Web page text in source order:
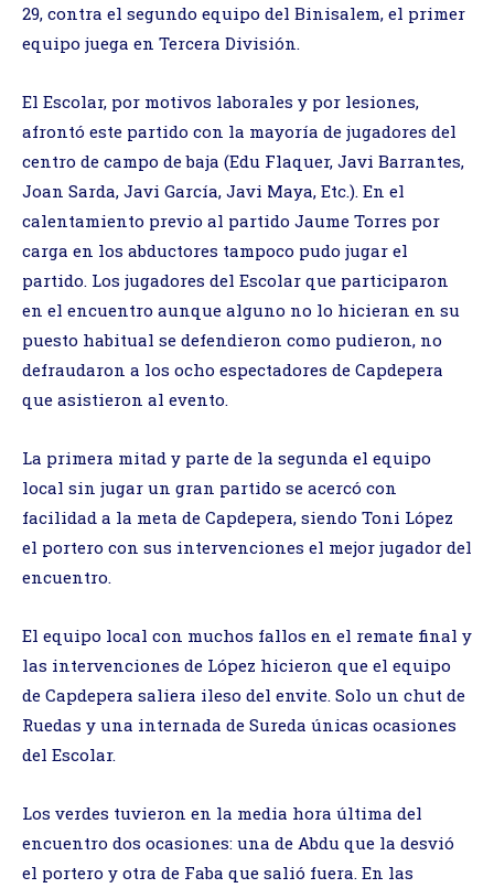
29, contra el segundo equipo del Binisalem, el primer
equipo juega en Tercera División.
El Escolar, por motivos laborales y por lesiones,
afrontó este partido con la mayoría de jugadores del
centro de campo de baja (Edu Flaquer, Javi Barrantes,
Joan Sarda, Javi García, Javi Maya, Etc.). En el
calentamiento previo al partido Jaume Torres por
carga en los abductores tampoco pudo jugar el
partido. Los jugadores del Escolar que participaron
en el encuentro aunque alguno no lo hicieran en su
puesto habitual se defendieron como pudieron, no
defraudaron a los ocho espectadores de Capdepera
que asistieron al evento.
La primera mitad y parte de la segunda el equipo
local sin jugar un gran partido se acercó con
facilidad a la meta de Capdepera, siendo Toni López
el portero con sus intervenciones el mejor jugador del
encuentro.
El equipo local con muchos fallos en el remate final y
las intervenciones de López hicieron que el equipo
de Capdepera saliera ileso del envite. Solo un chut de
Ruedas y una internada de Sureda únicas ocasiones
del Escolar.
Los verdes tuvieron en la media hora última del
encuentro dos ocasiones: una de Abdu que la desvió
el portero y otra de Faba que salió fuera. En las